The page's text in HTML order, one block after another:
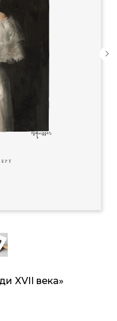
XVII века»